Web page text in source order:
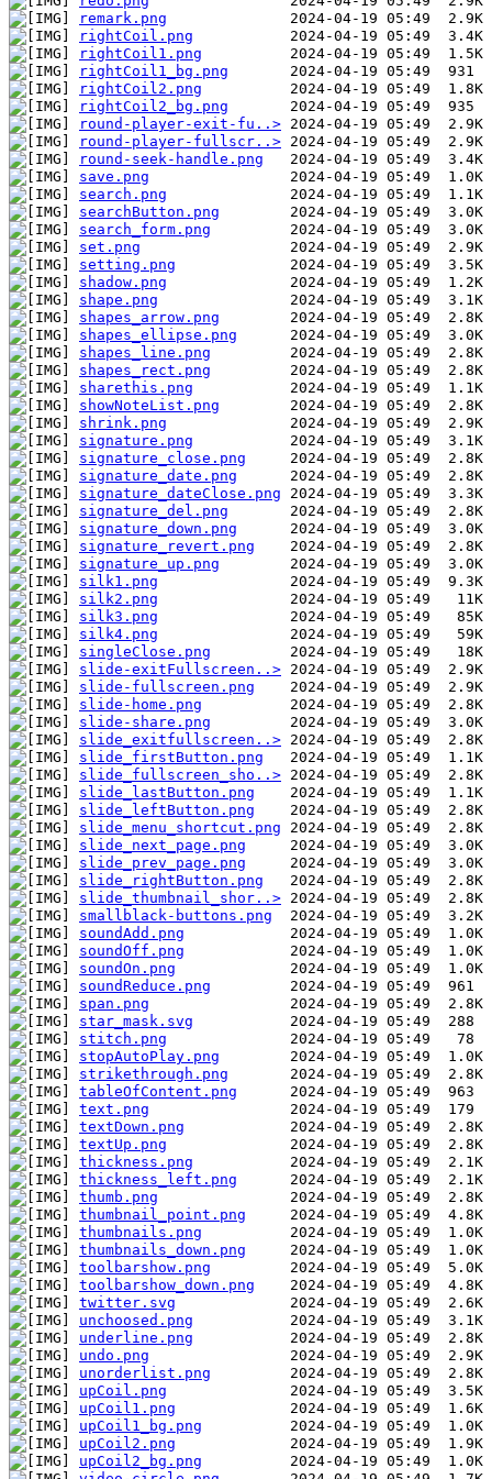
remark.png
rightCoil.png
rightCoil1.png
rightCoil1_bg.png
rightCoil2.png
rightCoil2_bg.png
round-player-exit-fu..>
round-player-fullscr..>
round-seek-handle.png
save.png
search.png
searchButton.png
search_form.png
set.png
setting.png
shadow.png
shape.png
shapes_arrow.png
shapes_ellipse.png
shapes_line.png
shapes_rect.png
sharethis.png
showNoteList.png
shrink.png
signature.png
signature_close.png
signature_date.png
signature_dateClose.png
signature_del.png
signature_down.png
signature_revert.png
signature_up.png
silk1.png
silk2.png
silk3.png
silk4.png
singleClose.png
slide-exitFullscreen..>
slide-fullscreen.png
slide-home.png
slide-share.png
slide_exitfullscreen..>
slide_firstButton.png
slide_fullscreen_sho..>
slide_lastButton.png
slide_leftButton.png
slide_menu_shortcut.png
slide_next_page.png
slide_prev_page.png
slide_rightButton.png
slide_thumbnail_shor..>
smallblack-buttons.png
soundAdd.png
soundOff.png
soundOn.png
soundReduce.png
span.png
star_mask.svg
stitch.png
stopAutoPlay.png
strikethrough.png
tableOfContent.png
text.png
textDown.png
textUp.png
thickness.png
thickness_left.png
thumb.png
thumbnail_point.png
thumbnails.png
thumbnails_down.png
toolbarshow.png
toolbarshow_down.png
twitter.svg
unchoosed.png
underline.png
undo.png
unorderlist.png
upCoil.png
upCoil1.png
upCoil1_bg.png
upCoil2.png
upCoil2_bg.png